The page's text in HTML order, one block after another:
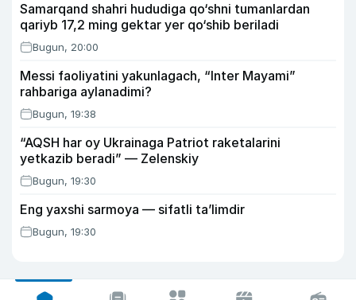
Samarqand shahri hududiga qo‘shni tumanlardan
qariyb 17,2 ming gektar yer qo‘shib beriladi
Bugun, 20:00
Messi faoliyatini yakunlagach, “Inter Mayami”
rahbariga aylanadimi?
Bugun, 19:38
“AQSH har oy Ukrainaga Patriot raketalarini
yetkazib beradi” — Zelenskiy
Bugun, 19:30
Eng yaxshi sarmoya — sifatli ta’limdir
Bugun, 19:30